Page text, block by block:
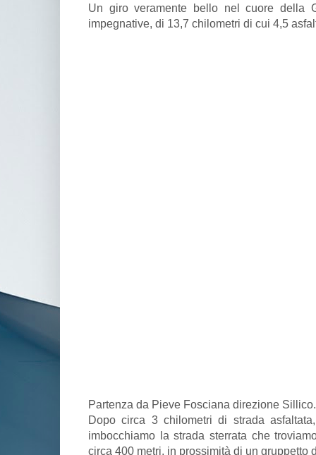
Un giro veramente bello nel cuore della
impegnative, di 13,7 chilometri di cui 4,5
Partenza da Pieve Fosciana direzione Sillico.
Dopo circa 3 chilometri di strada
imbocchiamo la strada sterrata che
circa 400 metri, in prossimità di un gruppetto